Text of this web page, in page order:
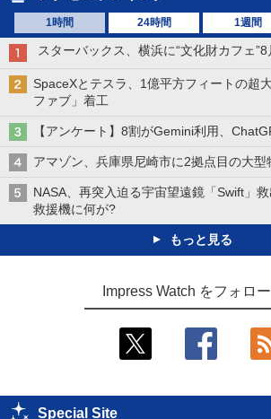
1時間 24時間 1週間
スターバックス、横浜に“文化財カフェ
SpaceXとテスラ、1億平方フィートの超
ファブ」着工
【アンケート】8割がGemini利用、
アマゾン、兵庫県尼崎市に2拠点目の大
NASA、再突入迫る宇宙望遠鏡「Swift」
救援機に何が?
もっと見る
Impress Watch をフォロ
Special Site